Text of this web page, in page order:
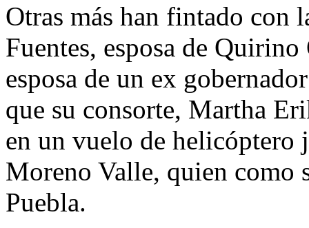
Otras más han fintado con
Fuentes, esposa de
esposa de un ex
que su consorte, Martha
en un vuelo de helicóptero
Moreno Valle, quien como
Puebla.